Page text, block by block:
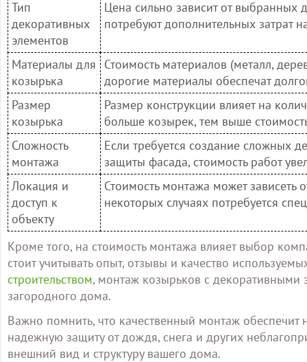
Тип
декоративных
элементов
Цена сильно зависит от выбранных
потребуют дополнительных затрат
Материалы для
козырька
Стоимость материалов (металл,
дорогие материалы обеспечат
Размер
козырька
Размер конструкции влияет на
больше козырек, тем выше
Сложность
монтажа
Если требуется создание сложных
защиты фасада, стоимость работ
Локация и
доступ к
объекту
Стоимость монтажа может зависеть
некоторых случаях потребуется
Кроме того, на стоимость монтажа влияет выбор
стоит учитывать опыт, отзывы и качество
строительством, монтаж козырьков с
загородного дома.
Важно помнить, что качественный монтаж
надежную защиту от дождя, снега и других
внешний вид и структуру вашего дома.